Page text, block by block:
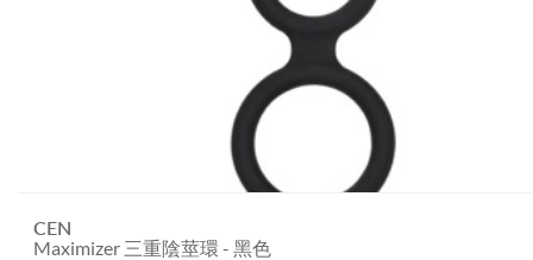
CEN
Maximizer 三重陰莖環 - 黑色